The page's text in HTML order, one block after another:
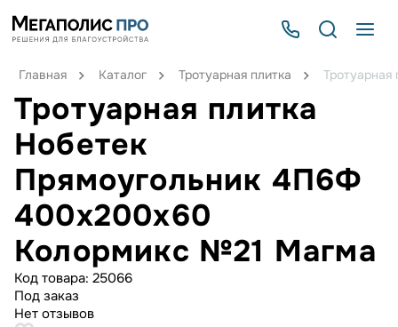
Главная Каталог Тротуарная плитка
Тротуарная плитка
Нобетек
Прямоугольник 4П6Ф
400x200x60
Колормикс №21 Магма
Код товара: 25066
Под заказ
Нет отзывов